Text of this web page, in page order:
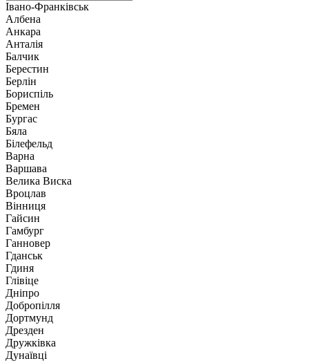
Івано-Франківськ
Албена
Анкара
Анталія
Балчик
Берестин
Берлін
Бориспіль
Бремен
Бургас
Бяла
Білефельд
Варна
Варшава
Велика Виска
Вроцлав
Вінниця
Гайсин
Гамбург
Ганновер
Гданськ
Гдиня
Глівіце
Дніпро
Добропілля
Дортмунд
Дрезден
Дружківка
Дунаївці